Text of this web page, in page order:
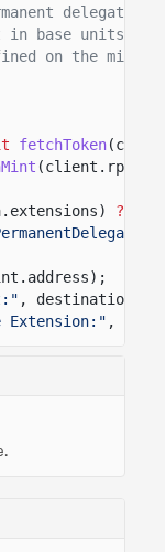
delegate
in base units.
on the mint.
fetchToken
(client.rpc,
??
,
Extension:" ,